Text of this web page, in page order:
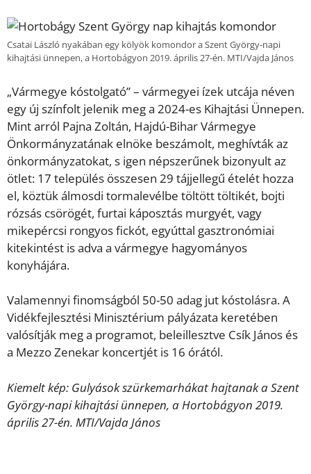
Csatai László nyakában egy kölyök komondor a Szent György-napi
kihajtási ünnepen, a Hortobágyon 2019. április 27-én. MTI/Vajda János
„Vármegye kóstolgató” – vármegyei ízek utcája néven
egy új színfolt jelenik meg a 2024-es Kihajtási Ünnepen.
Mint arról Pajna Zoltán, Hajdú-Bihar Vármegye
Önkormányzatának elnöke beszámolt, meghívták az
önkormányzatokat, s igen népszerűnek bizonyult az
ötlet: 17 település összesen 29 tájjellegű ételét hozza
el, köztük álmosdi tormalevélbe töltött töltikét, bojti
rózsás csörögét, furtai káposztás murgyét, vagy
mikepércsi rongyos fickót, egyúttal gasztronómiai
kitekintést is adva a vármegye hagyományos
konyhájára.
Valamennyi finomságból 50-50 adag jut kóstolásra. A
Vidékfejlesztési Minisztérium pályázata keretében
valósítják meg a programot, beleillesztve Csík János és
a Mezzo Zenekar koncertjét is 16 órától.
Kiemelt kép: Gulyások szürkemarhákat hajtanak a Szent
György-napi kihajtási ünnepen, a Hortobágyon 2019.
április 27-én. MTI/Vajda János